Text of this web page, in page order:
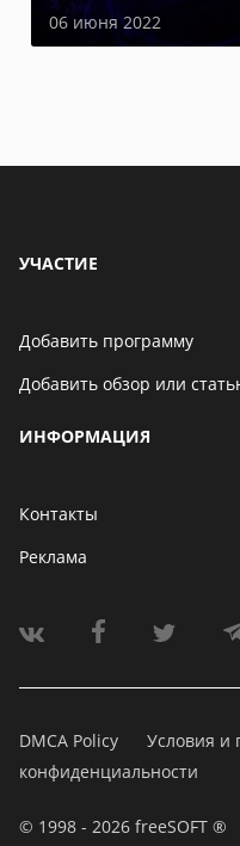
06 июня 2022
УЧАСТИЕ
Добавить программу
Добавить обзор или
ИНФОРМАЦИЯ
Контакты
Реклама
DMCA Policy Условия и
конфиденциальности
© 1998 - 2026 freeSOFT ®